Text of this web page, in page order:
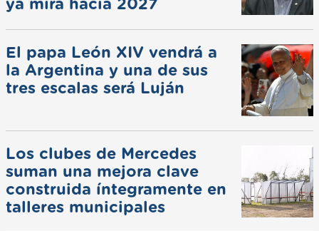
ya mira hacia 2027
El papa León XIV vendrá a
la Argentina y una de sus
tres escalas será Luján
Los clubes de Mercedes
suman una mejora clave
construida íntegramente en
talleres municipales